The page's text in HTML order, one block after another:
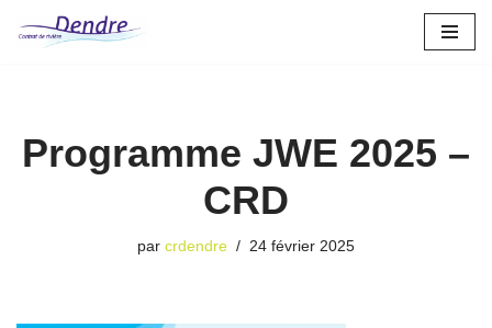
Programme JWE 2025 –
CRD
par crdendre 24 février 2025